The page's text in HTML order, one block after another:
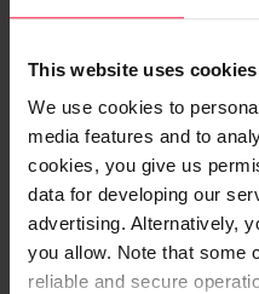
This website uses cookies
We use cookies to
media features and to
cookies, you give us
data for developing our
advertising. Alternatively,
you allow. Note that some
reliable and secure
Tilattuasi jotain
viestin, jossa
jotka liittyvät
maksuihin. Taas,
että kyseessä
Tarkista
myyjän sivuilta.